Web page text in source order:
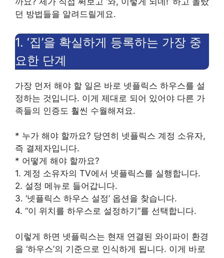
던 방법들을 알려드릴게요.
1. ‘집’을 확실하게 등록하는 가장 중
요한 단계
가장 먼저 해야 할 일은 바로 넷플릭스 하우스를 설
정하는 것입니다. 이게 제대로 되어 있어야 다른 가
족들의 인증도 훨씬 수월해져요.
* 누가 해야 할까요? 당연히 넷플릭스 계정 소유자,
즉 결제자입니다.
* 어떻게 해야 할까요?
1. 계정 소유자의 TV에서 넷플릭스를 실행합니다.
2. 설정 메뉴로 들어갑니다.
3. ‘넷플릭스 하우스 설정’ 옵션을 찾습니다.
4. “이 위치를 하우스로 설정하기”를 선택합니다.
이렇게 하면 넷플릭스는 현재 연결된 와이파이 환경
을 ‘하우스’의 기준으로 인식하게 됩니다. 이게 바로